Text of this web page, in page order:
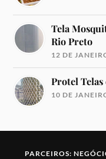
Tela
Rio Preto
12 DE
Protel Telas
10 DE
PARCEIROS: